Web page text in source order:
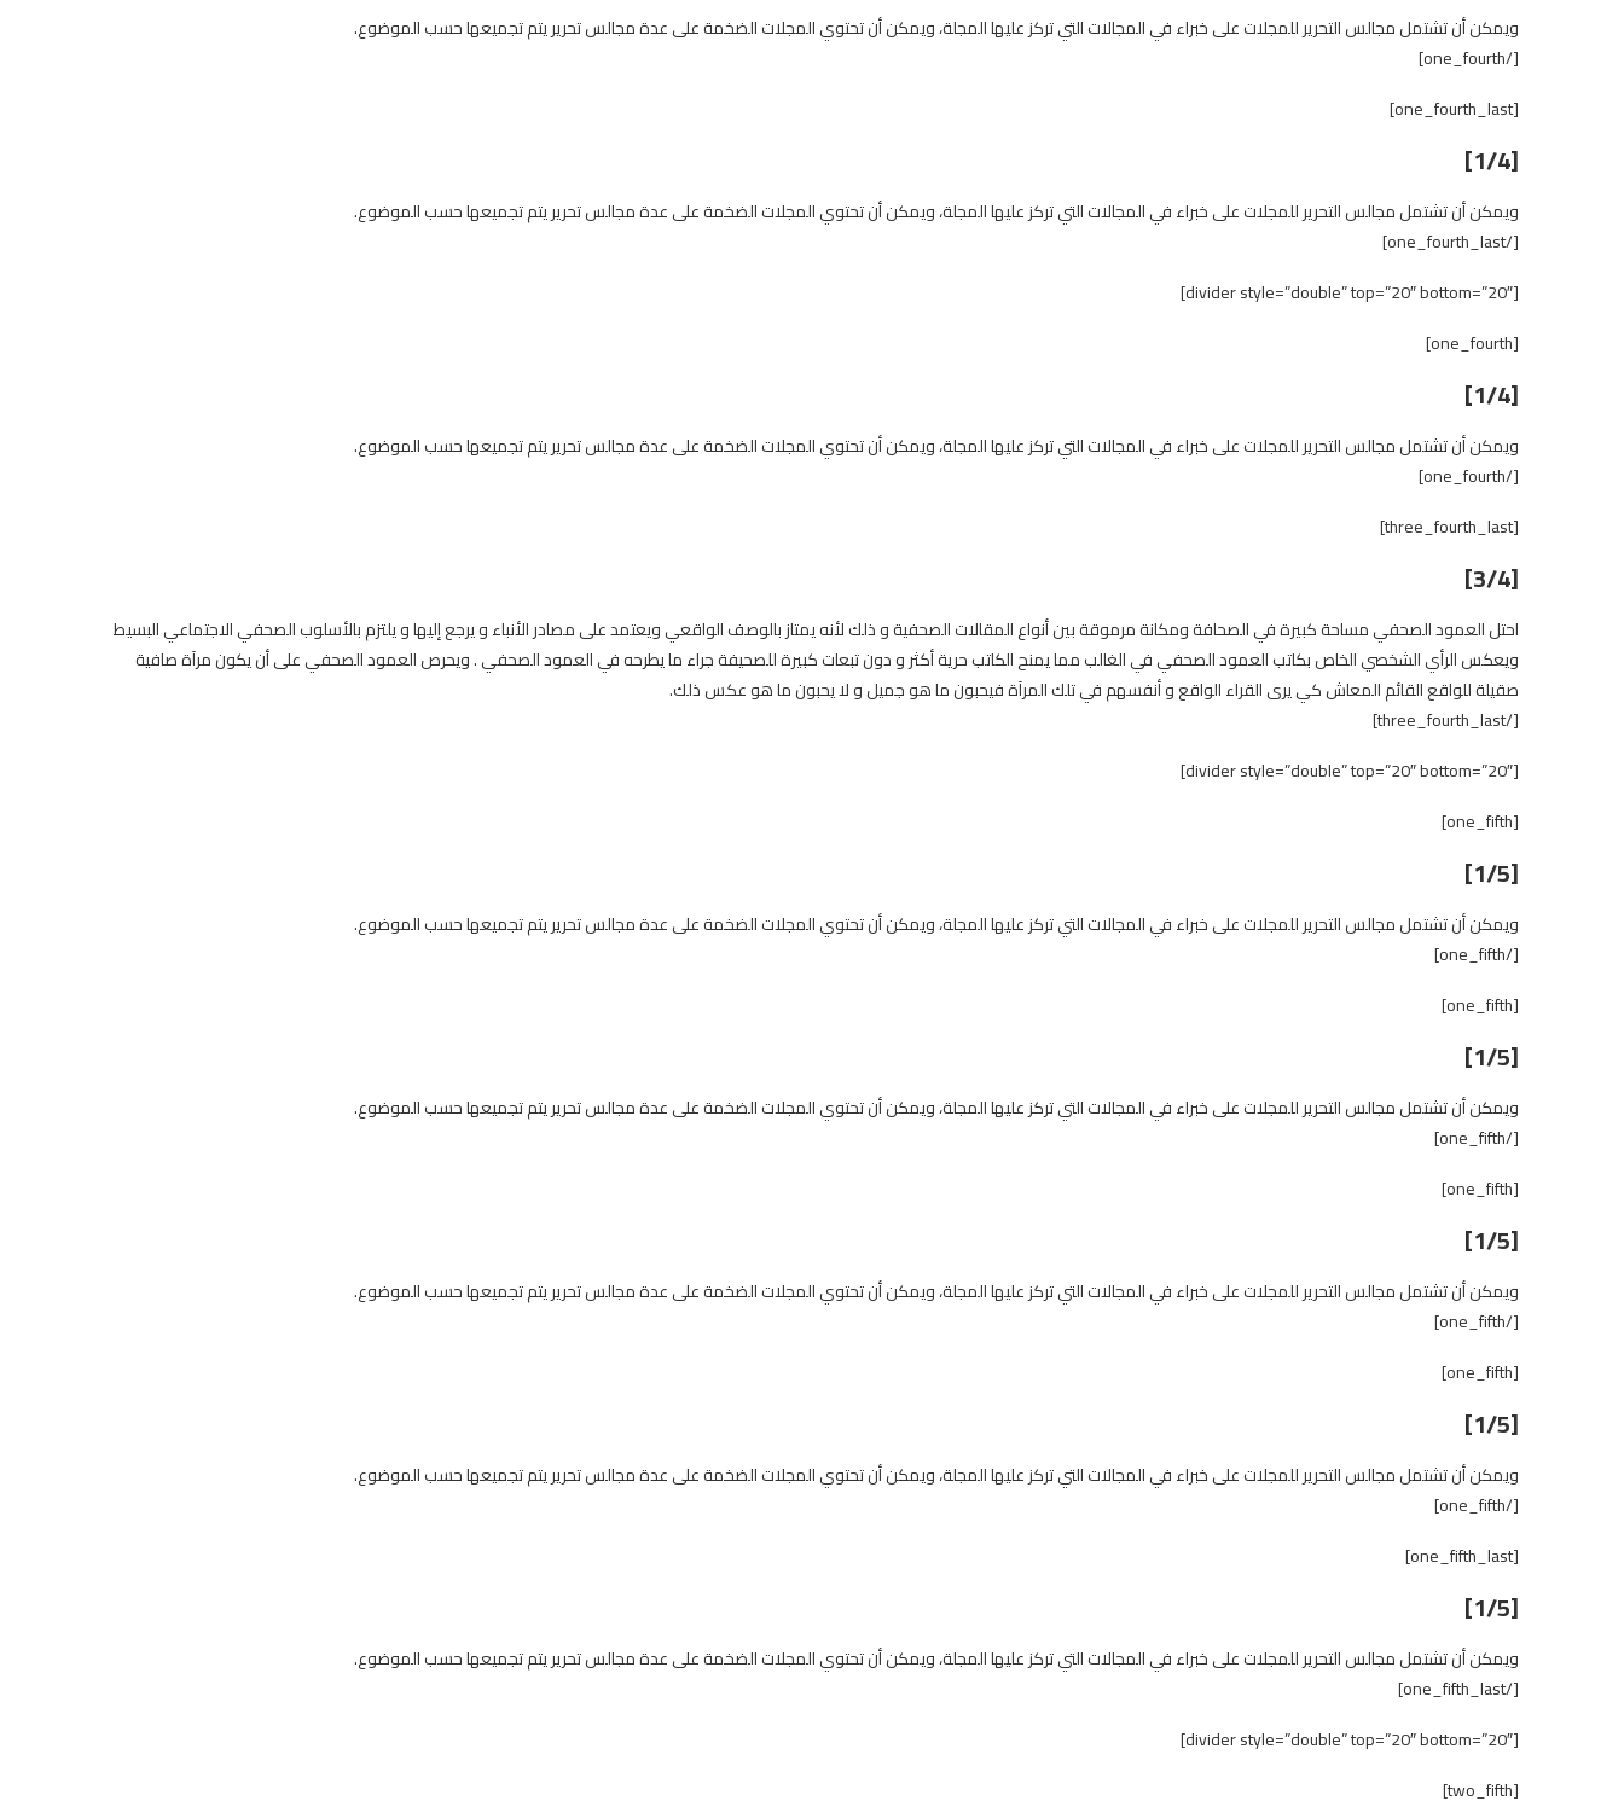
ويمكن أن تشتمل مجالس التحرير للمجلات على خبراء في المجالات التي تركز عليها المجلة، ويمكن أن تحتوي المجلات الضخمة على عدة مجالس تحرير يتم تجميعها حسب الموضوع.
[/one_fourth]
[one_fourth_last]
[1/4]
ويمكن أن تشتمل مجالس التحرير للمجلات على خبراء في المجالات التي تركز عليها المجلة، ويمكن أن تحتوي المجلات الضخمة على عدة مجالس تحرير يتم تجميعها حسب الموضوع.
[/one_fourth_last]
[divider style=”double” top=”20″ bottom=”20″]
[one_fourth]
[1/4]
ويمكن أن تشتمل مجالس التحرير للمجلات على خبراء في المجالات التي تركز عليها المجلة، ويمكن أن تحتوي المجلات الضخمة على عدة مجالس تحرير يتم تجميعها حسب الموضوع.
[/one_fourth]
[three_fourth_last]
[3/4]
احتل العمود الصحفي مساحة كبيرة في الصحافة ومكانة مرموقة بين أنواع المقالات الصحفية و ذلك لأنه يمتاز بالوصف الواقعي ويعتمد على مصادر الأنباء و يرجع إليها و يلتزم بالأسلوب الصحفي الاجتماعي البسيط
ويعكس الرأي الشخصي الخاص بكاتب العمود الصحفي في الغالب مما يمنح الكاتب حرية أكثر و دون تبعات كبيرة للصحيفة جراء ما يطرحه في العمود الصحفي . ويحرص العمود الصحفي على أن يكون مرآة صافية
صقيلة للواقع القائم المعاش كي يرى القراء الواقع و أنفسهم في تلك المرآة فيحبون ما هو جميل و لا يحبون ما هو عكس ذلك.
[/three_fourth_last]
[divider style=”double” top=”20″ bottom=”20″]
[one_fifth]
[1/5]
ويمكن أن تشتمل مجالس التحرير للمجلات على خبراء في المجالات التي تركز عليها المجلة، ويمكن أن تحتوي المجلات الضخمة على عدة مجالس تحرير يتم تجميعها حسب الموضوع.
[/one_fifth]
[one_fifth]
[1/5]
ويمكن أن تشتمل مجالس التحرير للمجلات على خبراء في المجالات التي تركز عليها المجلة، ويمكن أن تحتوي المجلات الضخمة على عدة مجالس تحرير يتم تجميعها حسب الموضوع.
[/one_fifth]
[one_fifth]
[1/5]
ويمكن أن تشتمل مجالس التحرير للمجلات على خبراء في المجالات التي تركز عليها المجلة، ويمكن أن تحتوي المجلات الضخمة على عدة مجالس تحرير يتم تجميعها حسب الموضوع.
[/one_fifth]
[one_fifth]
[1/5]
ويمكن أن تشتمل مجالس التحرير للمجلات على خبراء في المجالات التي تركز عليها المجلة، ويمكن أن تحتوي المجلات الضخمة على عدة مجالس تحرير يتم تجميعها حسب الموضوع.
[/one_fifth]
[one_fifth_last]
[1/5]
ويمكن أن تشتمل مجالس التحرير للمجلات على خبراء في المجالات التي تركز عليها المجلة، ويمكن أن تحتوي المجلات الضخمة على عدة مجالس تحرير يتم تجميعها حسب الموضوع.
[/one_fifth_last]
[divider style=”double” top=”20″ bottom=”20″]
[two_fifth]